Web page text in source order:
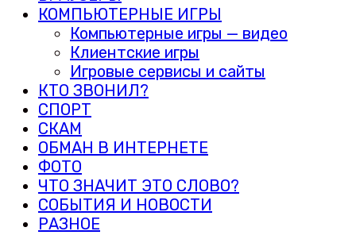
КОМПЬЮТЕРНЫЕ ИГРЫ
Компьютерные игры — видео
Клиентские игры
Игровые сервисы и сайты
КТО ЗВОНИЛ?
СПОРТ
СКАМ
ОБМАН В ИНТЕРНЕТЕ
ФОТО
ЧТО ЗНАЧИТ ЭТО СЛОВО?
СОБЫТИЯ И НОВОСТИ
РАЗНОЕ